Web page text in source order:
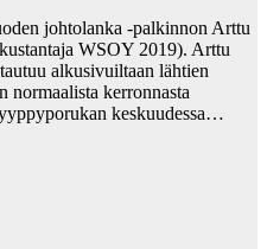
johtolanka -palkinnon Arttu
WSOY 2019). Arttu
alkusivuiltaan lähtien
normaalista kerronnasta
keskuudessa…